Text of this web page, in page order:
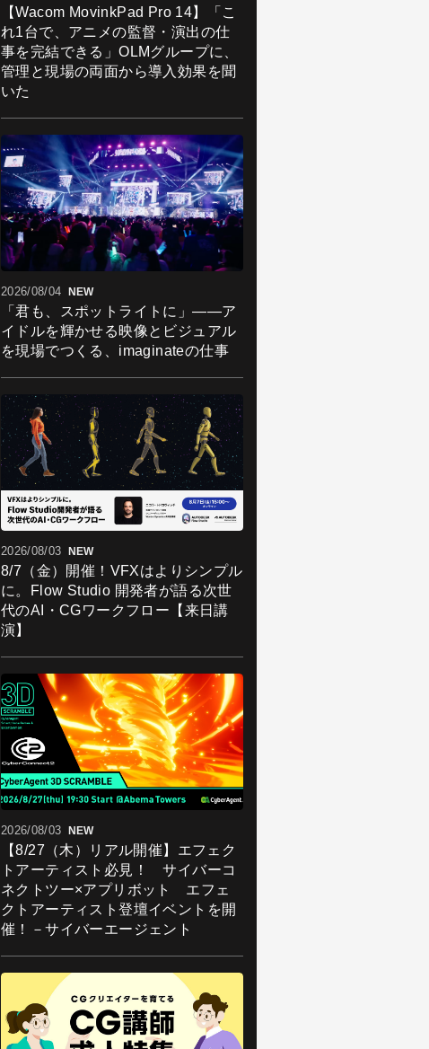
【Wacom MovinkPad Pro 14】「こ
れ1台で、アニメの監督・演出の仕
事を完結できる」OLMグループに、
管理と現場の両面から導入効果を聞
いた
2026/08/04 NEW
「君も、スポットライトに」――ア
イドルを輝かせる映像とビジュアル
を現場でつくる、imaginateの仕事
2026/08/03 NEW
8/7（金）開催！VFXはよりシンプル
に。Flow Studio 開発者が語る次世
代のAI・CGワークフロー【来日講
演】
2026/08/03 NEW
【8/27（木）リアル開催】エフェク
トアーティスト必見！ サイバーコ
ネクトツー×アプリボット エフェ
クトアーティスト登壇イベントを開
催！－サイバーエージェント